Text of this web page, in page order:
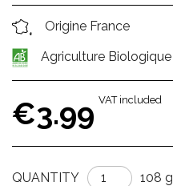
Origine France
Agriculture Biologique
€3.99 VAT included
QUANTITY 108